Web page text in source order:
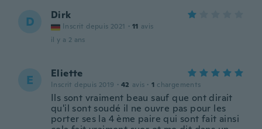
D Dirk
Inscrit depuis 2021 · 11 avis
il y a 2 ans
E Eliette
Inscrit depuis 2019 · 42 avis · 1 chargements
Ils sont vraiment beau sauf que ont dirait
qu'il sont soudé il ne ouvre pas pour les
porter ses la 4 ème paire qui sont fait ainsi